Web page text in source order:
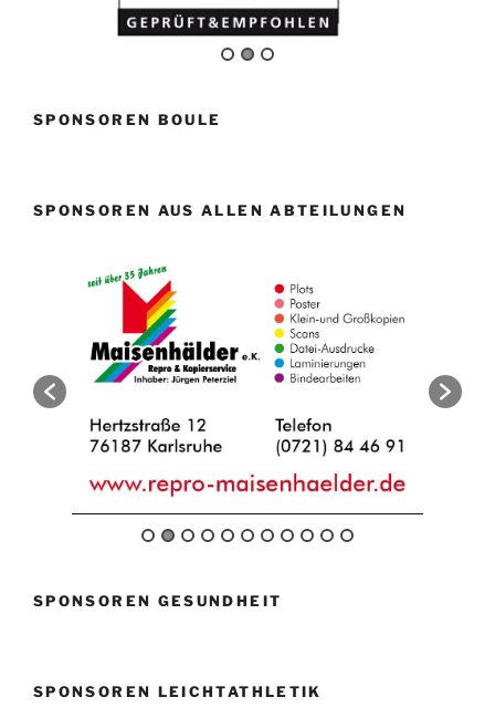
SPONSOREN BOULE
SPONSOREN AUS ALLEN ABTEILUNGEN
SPONSOREN GESUNDHEIT
SPONSOREN LEICHTATHLETIK